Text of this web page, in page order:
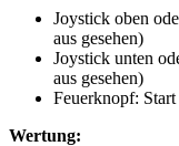
Joystick oben
aus gesehen)
Joystick unten
aus gesehen)
Feuerknopf:
Wertung: